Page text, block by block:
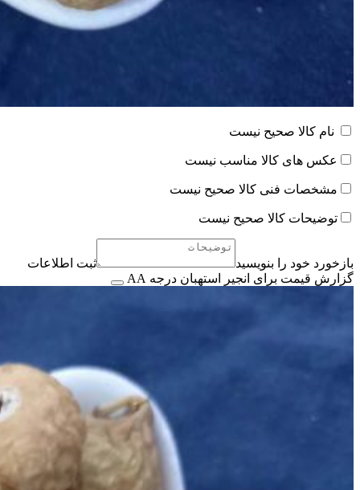
نام کالا صحیح نیست
عکس های کالا مناسب نیست
مشخصات فنی کالا صحیح نیست
توضیحات کالا صحیح نیست
بازخورد خود را بنویسید
ثبت اطلاعات
گزارش قیمت برای انجیر استهبان درجه AA